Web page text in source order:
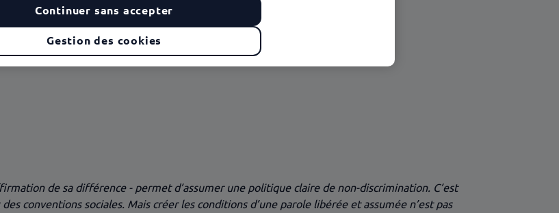
et de productivité
de sa différence - permet d’assumer une politique claire de non-discrimination. C’est
conventions sociales. Mais créer les conditions d’une parole libérée et assumée n’est pas
Gestion des cookies
Continuer sans accepter